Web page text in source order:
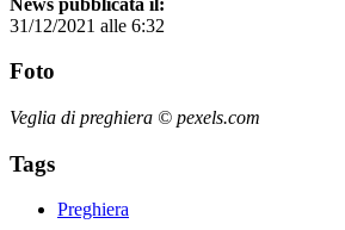
31/12/2021 alle 6:32
Foto
Veglia di preghiera © pexels.com
Tags
Preghiera